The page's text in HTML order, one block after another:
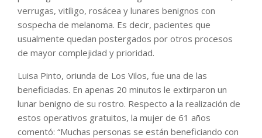
verrugas, vitíligo, rosácea y lunares benignos con
sospecha de melanoma. Es decir, pacientes que
usualmente quedan postergados por otros procesos
de mayor complejidad y prioridad.
Luisa Pinto, oriunda de Los Vilos, fue una de las
beneficiadas. En apenas 20 minutos le extirparon un
lunar benigno de su rostro. Respecto a la realización de
estos operativos gratuitos, la mujer de 61 años
comentó: “Muchas personas se están beneficiando con